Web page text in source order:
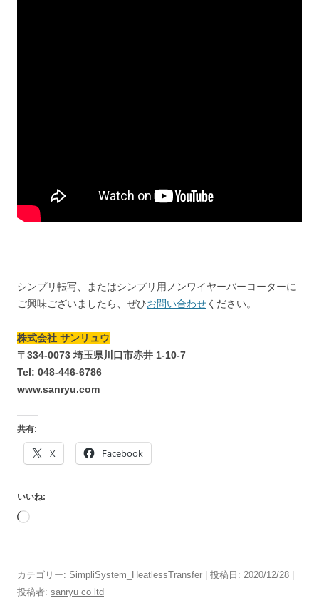
シンプリ転写、またはシンプリ用ノンワイヤーバーコーターに
ご興味ございましたら、ぜひお問い合わせください。
株式会社 サンリュウ
〒334-0073 埼玉県川口市赤井 1-10-7
Tel: 048-446-6786
www.sanryu.com
共有:
X Facebook
いいね:
読
み
中…
カテゴリー: SimpliSystem_HeatlessTransfer | 投稿日: 2020/12/28
投稿者: sanryu co ltd